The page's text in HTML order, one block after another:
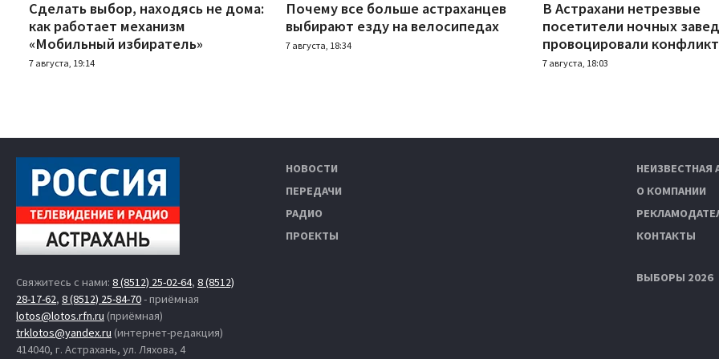
Сделать выбор, находясь не дома:
как работает механизм
«Мобильный избиратель»
7 августа, 19:14
Почему все больше астраханцев
выбирают езду на велосипедах
7 августа, 18:34
В Астрахани нетрезвые
посетители ночных
провоцировали
7 августа, 18:03
Свяжитесь с нами: 8 (8512) 25-02-64, 8 (8512)
28-17-62, 8 (8512) 25-84-70- приёмная
lotos@lotos.rfn.ru (приёмная)
trklotos@yandex.ru (интернет-редакция)
414040, г. Астрахань, ул. Ляхова, 4
НОВОСТИ
ПЕРЕДАЧИ
РАДИО
ПРОЕКТЫ
НЕИЗВЕСТНАЯ
О КОМПАНИИ
КОНТАКТЫ
ВЫБОРЫ 2026